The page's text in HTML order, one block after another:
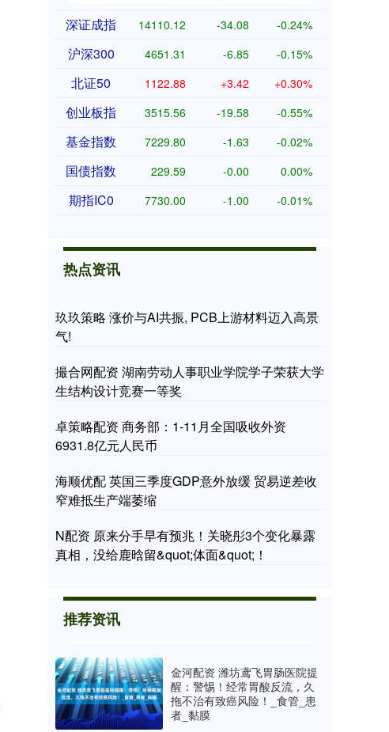
深证成指 14110.12 -34.08 -0.24%
沪深300 4651.31 -6.85 -0.15%
北证50 1122.88 +3.42 +0.30%
创业板指 3515.56 -19.58 -0.55%
基金指数 7229.80 -1.63 -0.02%
国债指数 229.59 -0.00 0.00%
期指IC0 7730.00 -1.00 -0.01%
热点资讯
玖玖策略 涨价与AI共振, PCB上游材料迈入高景
气!
撮合网配资 湖南劳动人事职业学院学子荣获大学
生结构设计竞赛一等奖
卓策略配资 商务部：1-11月全国吸收外资
6931.8亿元人民币
海顺优配 英国三季度GDP意外放缓 贸易逆差收
窄难抵生产端萎缩
N配资 原来分手早有预兆！关晓彤3个变化暴露
真相，没给鹿晗留&quot;体面&quot;！
推荐资讯
金河配资 潍坊鸢飞胃肠医院提
醒：警惕！经常胃酸反流，久
拖不治有致癌风险！_食管_患
者_黏膜